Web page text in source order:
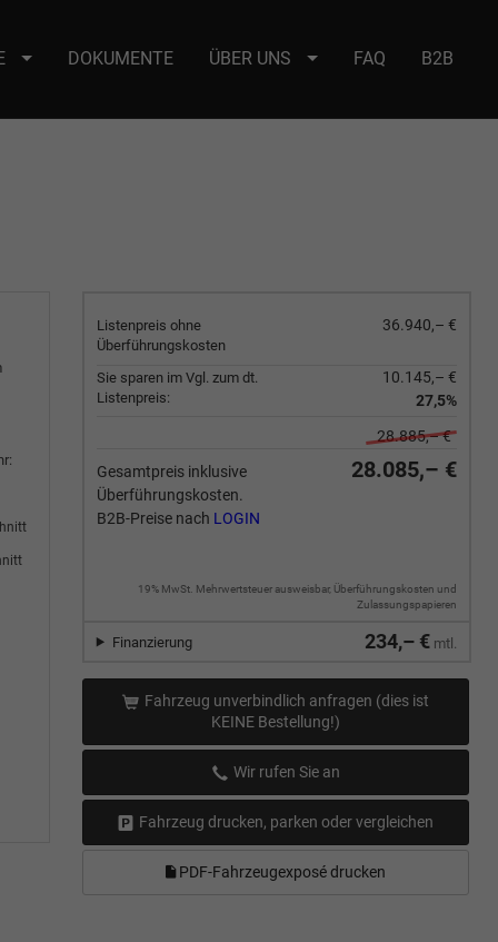
DOKUMENTE ÜBER UNS FAQ B2B
Listenpreis ohne
Überführungskosten
36.940,– €
Sie sparen im Vgl. zum dt.
Listenpreis:
10.145,– €
27,5%
28.885,– €
Gesamtpreis inklusive
Überführungskosten.
B2B-Preise nach LOGIN
28.085,– €
19% MwSt. Mehrwertsteuer ausweisbar, Überführungskosten und
Zulassungspapieren
234,– € mtl.
Finanzierung
Fahrzeug unverbindlich anfragen (dies ist
KEINE Bestellung!)
Wir rufen Sie an
Fahrzeug drucken, parken oder vergleichen
PDF-Fahrzeugexposé drucken